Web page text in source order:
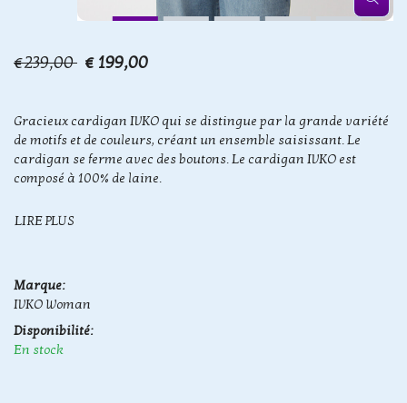
€239,00 € 199,00
Gracieux cardigan IVKO qui se distingue par la grande variété
de motifs et de couleurs, créant un ensemble saisissant. Le
cardigan se ferme avec des boutons. Le cardigan IVKO est
composé à 100% de laine.
LIRE PLUS
Marque:
IVKO Woman
Disponibilité:
En stock